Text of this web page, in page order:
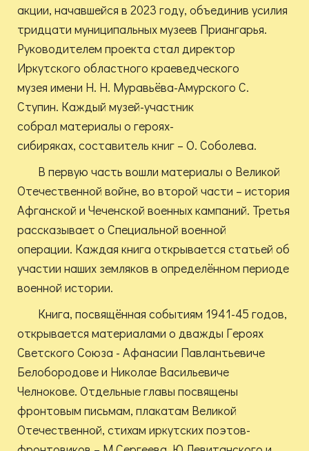
акции, начавшейся в 2023 году, объединив усилия
тридцати муниципальных музеев Приангарья.
Руководителем проекта стал директор
Иркутского областного краеведческого
музея имени Н. Н. Муравьёва-Амурского С.
Ступин. Каждый музей-участник
собрал материалы о героях-
сибиряках, составитель книг – О. Соболева.
В первую часть вошли материалы о Великой
Отечественной войне, во второй части – история
Афганской и Чеченской военных кампаний. Третья
рассказывает о Специальной военной
операции. Каждая книга открывается статьей об
участии наших земляков в определённом периоде
военной истории.
Книга, посвящённая событиям 1941-45 годов,
открывается материалами о дважды Героях
Светского Союза - Афанасии Павлантьевиче
Белобородове и Николае Васильевиче
Челнокове. Отдельные главы посвящены
фронтовым письмам, плакатам Великой
Отечественной, стихам иркутских поэтов-